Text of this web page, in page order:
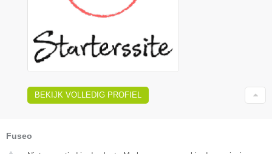
BEKIJK VOLLEDIG PROFIEL
Fuseo